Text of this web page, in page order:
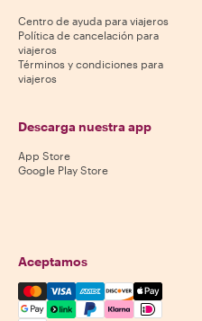
Centro de ayuda para viajeros
Política de cancelación para
viajeros
Términos y condiciones para
viajeros
Descarga nuestra app
App Store
Google Play Store
Aceptamos
Mastercard, Visa, Amex,